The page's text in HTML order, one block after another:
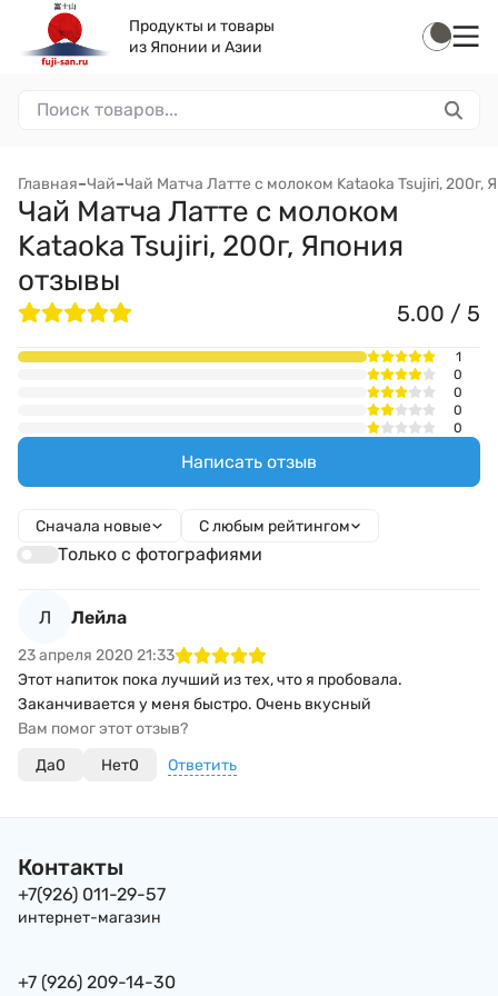
Продукты и товары
из Японии и Азии
Главная–Чай–Чай Матча Латте с молоком Kataoka Tsujiri, 200г,
Чай Матча Латте с молоком
Kataoka Tsujiri, 200г, Япония
отзывы
5.00 / 5
1
0
0
0
0
Написать отзыв
Сначала новые С любым рейтингом
Только с фотографиями
Л Лейла
23 апреля 2020 21:33
Этот напиток пока лучший из тех, что я пробовала.
Заканчивается у меня быстро. Очень вкусный
Вам помог этот отзыв?
Да0 Нет0 Ответить
Контакты
+7(926) 011-29-57
интернет-магазин
+7 (926) 209-14-30